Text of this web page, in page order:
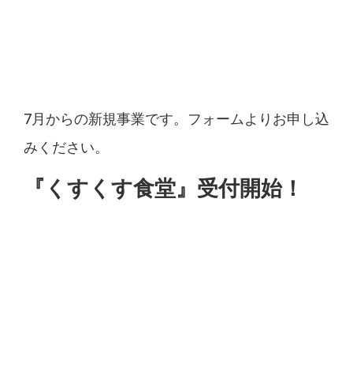
7月からの新規事業です。フォームよりお申し込
みください。
『くすくす食堂』受付開始！